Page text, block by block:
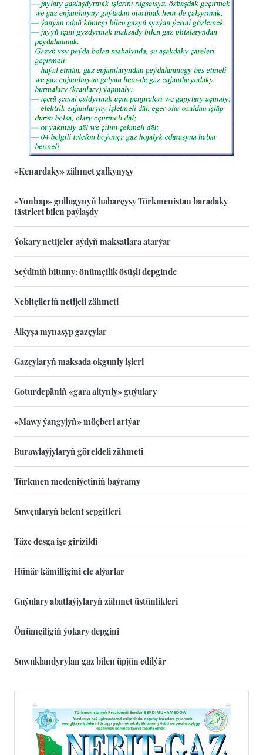
«Kenardaky» zähmet galkynyşy
«Yonhap» gullugynyň habarçysy Türkmenistan baradaky
täsirleri bilen paýlaşdy
Ýokary netijeler aýdyň maksatlara atarýar
Seýdiniň bitumy: önümçilik ösüşli depginde
Nebitçileriň netijeli zähmeti
Alkyşa mynasyp gazçylar
Gazçylaryň maksada okgunly işleri
Goturdepäniň «gara altynly» guýulary
«Mawy ýangyjyň» möçberi artýar
Burawlaýjylaryň göreldeli zähmeti
Türkmen medeniýetiniň baýramy
Suwçularyň belent sepgitleri
Täze desga işe girizildi
Hünär kämilligini ele alýarlar
Guýulary abatlaýjylaryň zähmet üstünlikleri
Önümçiligiň ýokary depgini
Suwuklandyrylan gaz bilen üpjün edilýär